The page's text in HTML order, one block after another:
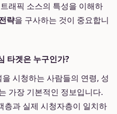
래픽 소스의 특성을 이해하
략을 구사하는 것이 중요합니
타겟은 누구인가?
시청하는 사람들의 연령, 성
가장 기본적인 정보입니다.
층과 실제 시청자층이 일치하